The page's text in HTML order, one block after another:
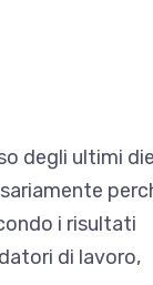
degli ultimi
i risultati
di lavoro,